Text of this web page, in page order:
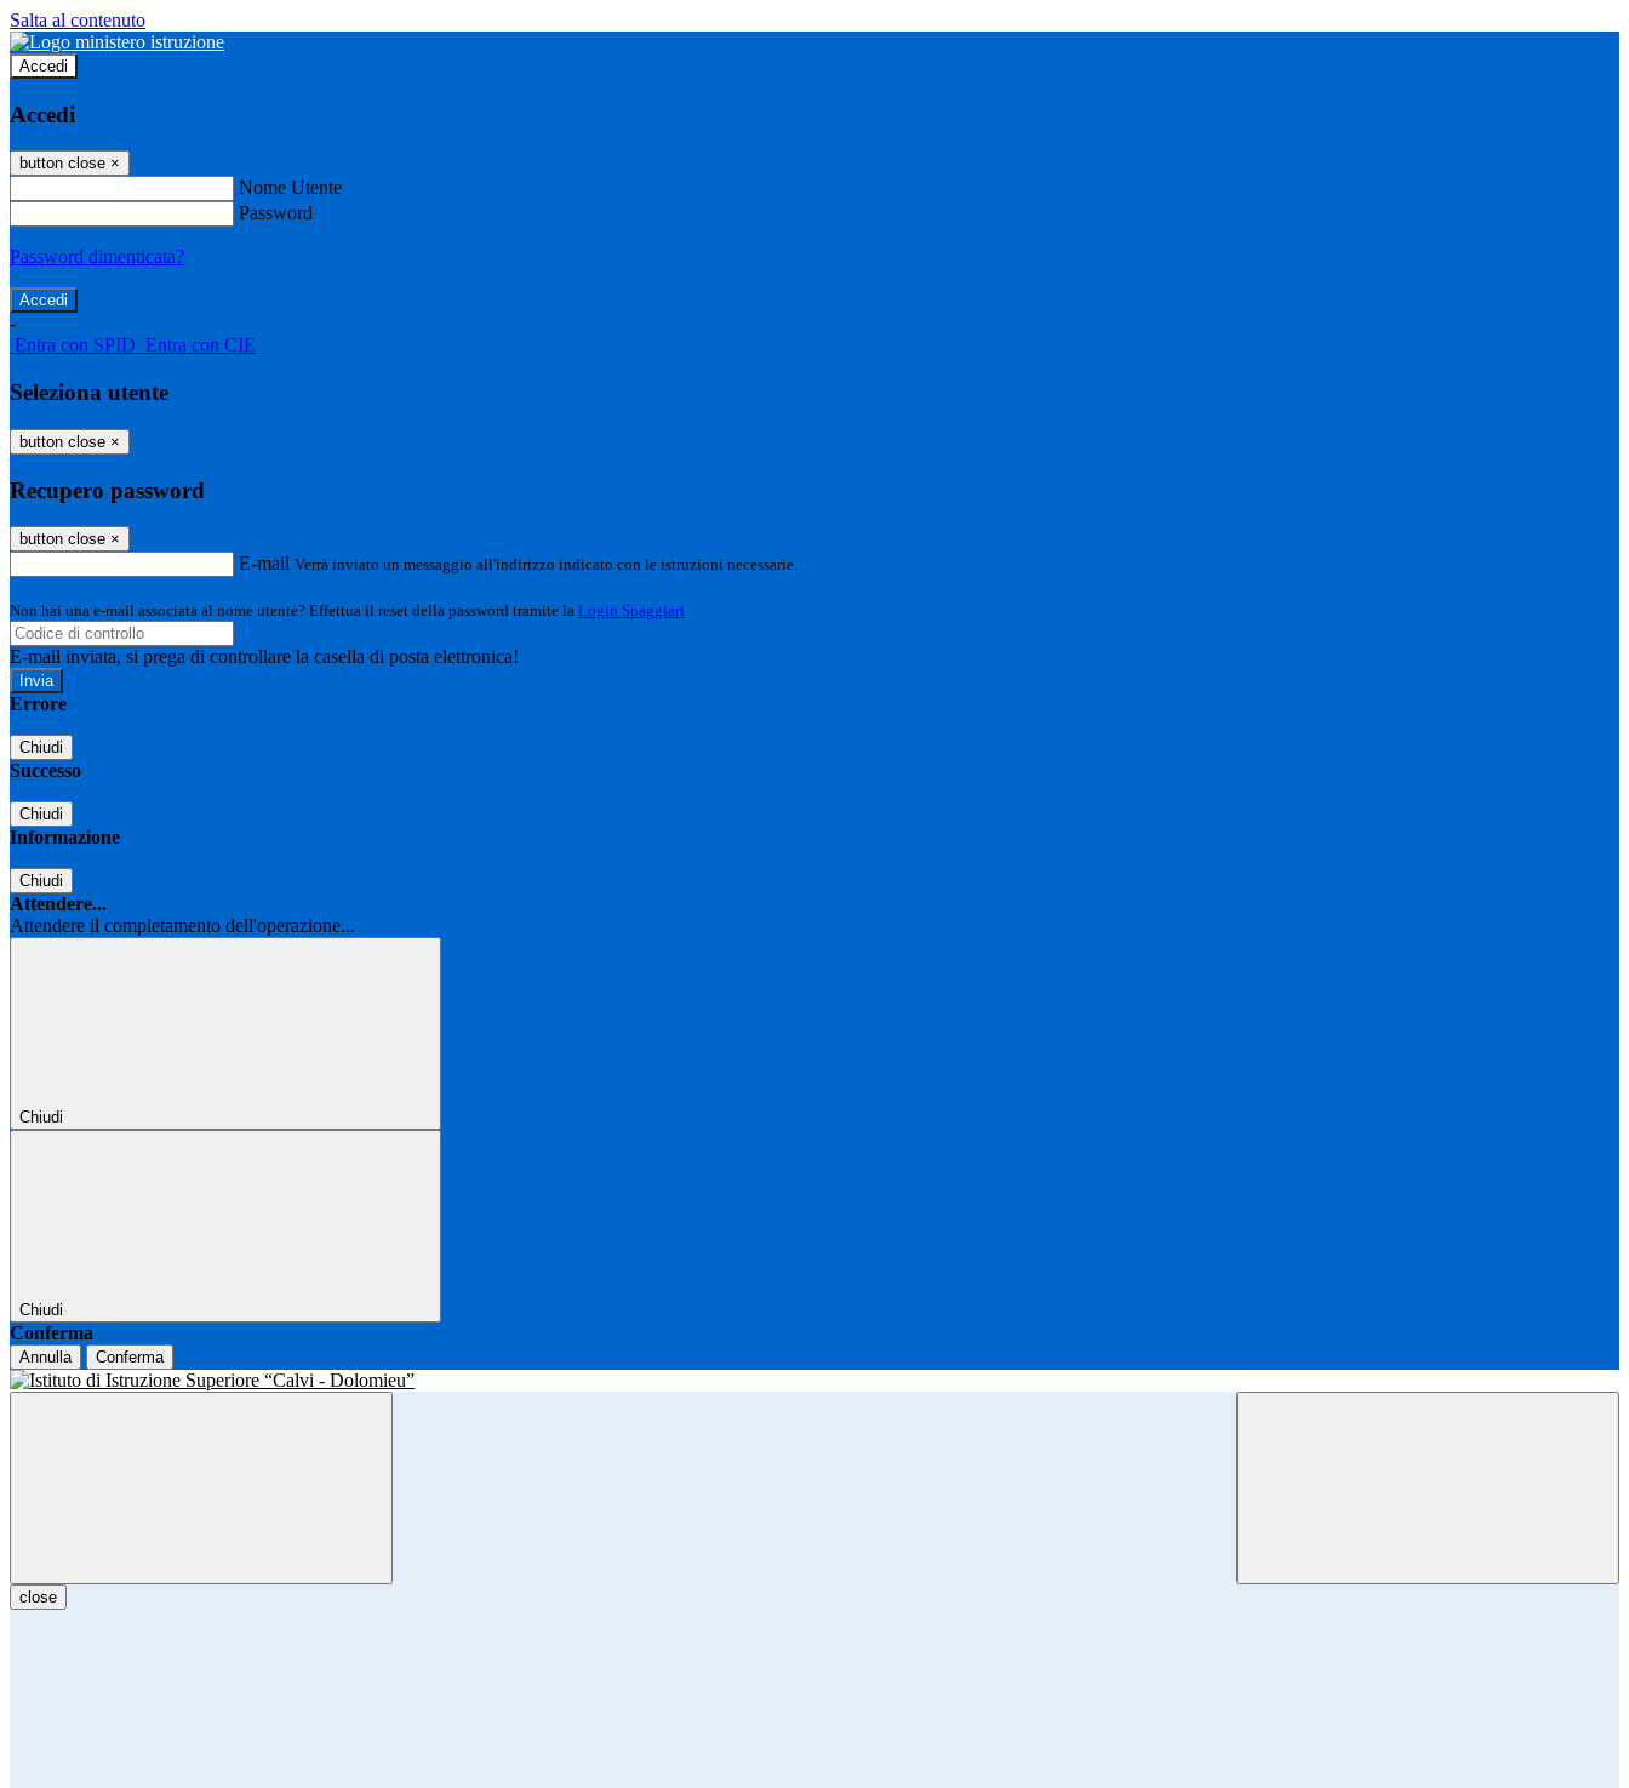
Salta al contenuto
Accedi
Accedi
button close ×
Nome Utente
Password
Password dimenticata?
-
Entra con SPID Entra con CIE
Seleziona utente
button close ×
Recupero password
button close ×
E-mail Verrà inviato un messaggio all'indirizzo indicato con le istruzioni necessarie.
Non hai una e-mail associata al nome utente? Effettua il reset della password tramite la Login Spaggiari
E-mail inviata, si prega di controllare la casella di posta elettronica!
Errore
Chiudi
Successo
Chiudi
Informazione
Chiudi
Attendere...
Attendere il completamento dell'operazione...
Chiudi
Chiudi
Conferma
Annulla Conferma
close